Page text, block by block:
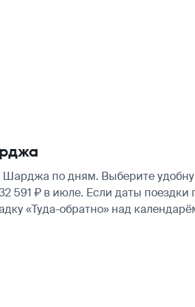
по дням. Выберите
591 ₽ в июле. Если даты
«Туда-обратно» над